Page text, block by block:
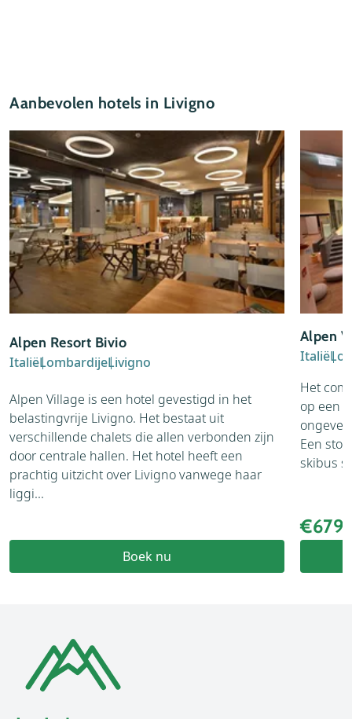
Aanbevolen hotels in Livigno
Alpen Resort Bivio
ItaliëLombardijeLivigno
Alpen Village is een hotel gevestigd in het
belastingvrije Livigno. Het bestaat uit
verschillende chalets die allen verbonden zijn
door centrale hallen. Het hotel heeft een
prachtig uitzicht over Livigno vanwege haar
liggi...
Boek nu
Alpen
Italië
Het
op een
Een
skibus